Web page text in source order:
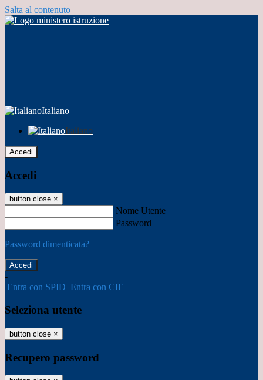
Salta al contenuto
Italiano
Italiano
Accedi
Accedi
button close ×
Nome Utente
Password
Password dimenticata?
-
Entra con SPID Entra con CIE
Seleziona utente
button close ×
Recupero password